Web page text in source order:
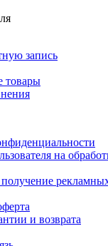
запись
товары
на
получение
и возврата